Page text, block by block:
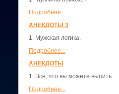
Подробнее...
АНЕКДОТЫ 3
1. Мужская логика.
Подробнее...
АНЕКДОТЫ
1. Все, что вы можете выпить
Подробнее...